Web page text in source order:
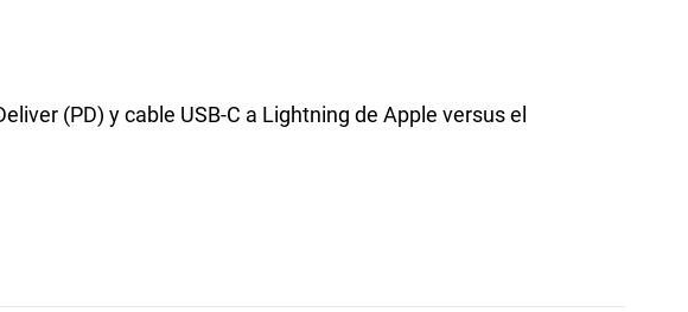
(PD) y cable USB-C a Lightning de Apple versus el